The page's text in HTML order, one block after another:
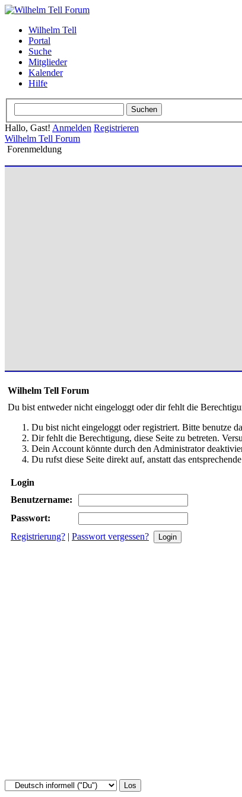
Wilhelm Tell
Portal
Suche
Mitglieder
Kalender
Hilfe
Hallo, Gast! Anmelden Registrieren
Wilhelm Tell Forum
Forenmeldung
Wilhelm Tell Forum
Du bist entweder nicht eingeloggt oder dir fehlt die
Du bist nicht eingeloggt oder registriert. Bitte benutze
Dir fehlt die Berechtigung, diese Seite zu betreten.
Dein Account könnte durch den Administrator
Du rufst diese Seite direkt auf, anstatt das
Login
Benutzername:
Passwort:
Registrierung? | Passwort vergessen?